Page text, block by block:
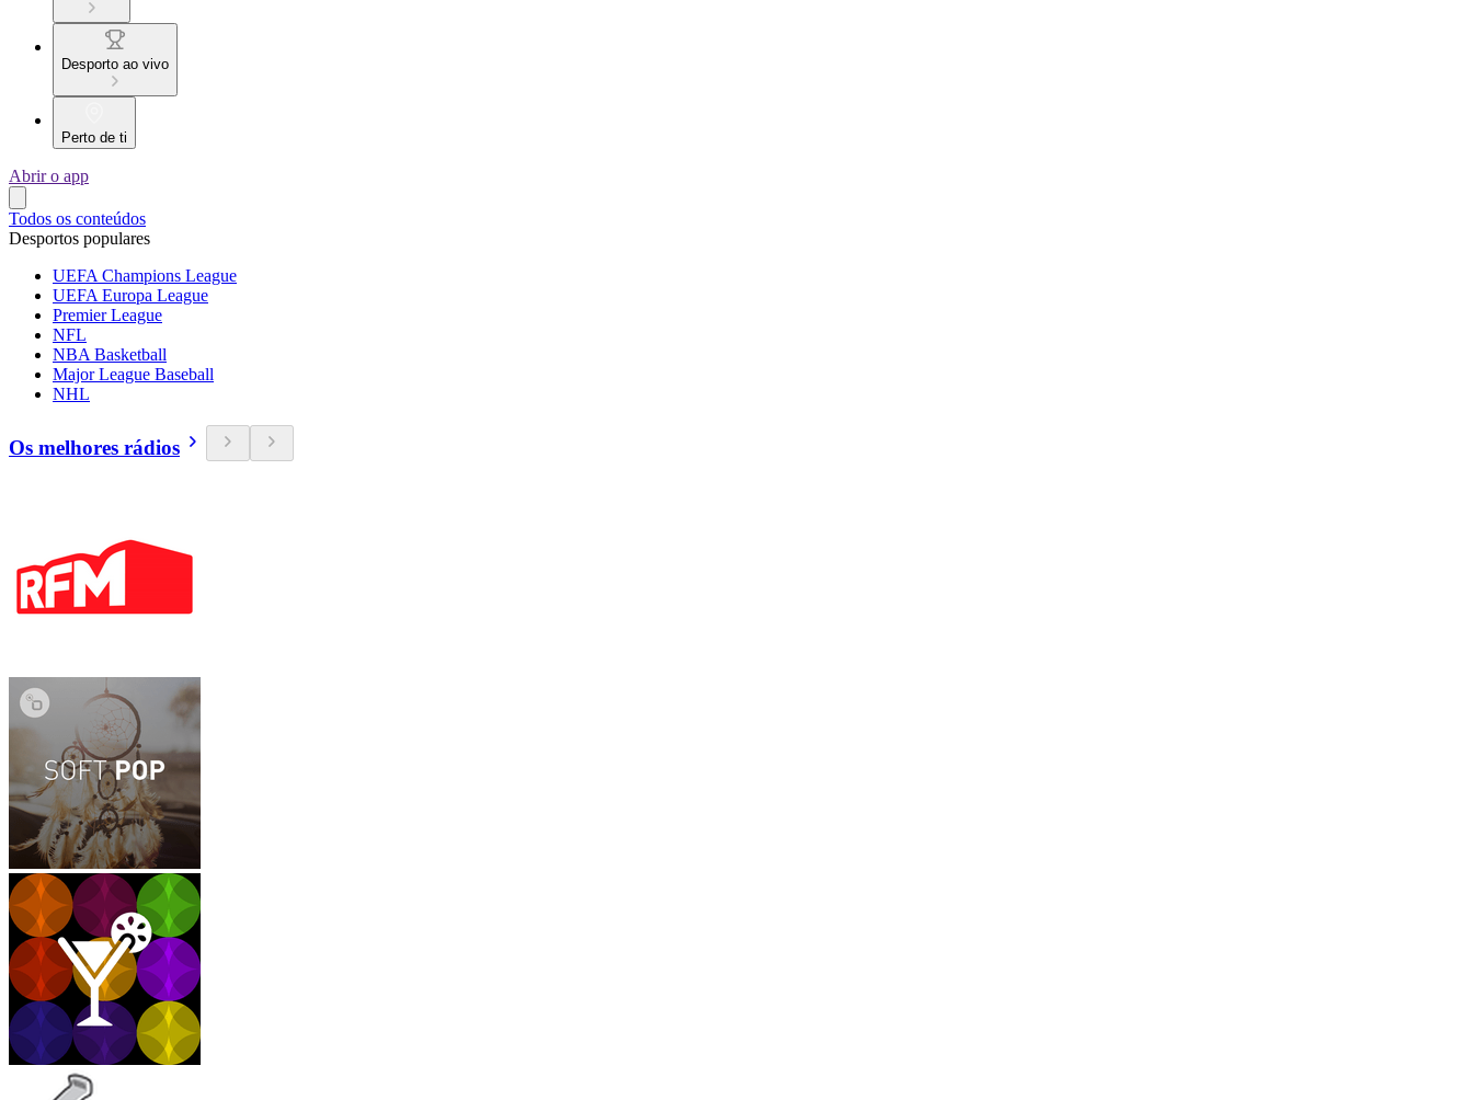
Desporto ao vivo
Perto de ti
Abrir o app
Todos os conteúdos
Desportos populares
UEFA Champions League
UEFA Europa League
Premier League
NFL
NBA Basketball
Major League Baseball
NHL
Os melhores rádios